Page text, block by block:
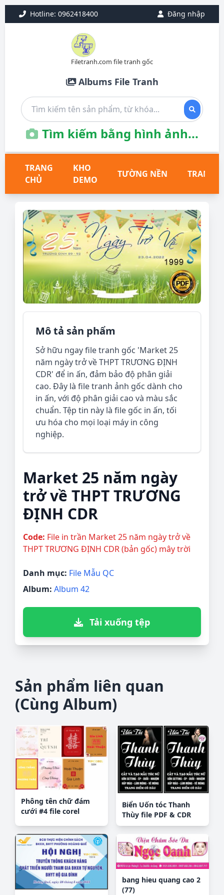
Hotline: 0962418400 Đăng nhập
Filetranh.com file tranh gốc
Albums File Tranh
Tìm kiếm bằng hình ảnh...
TRANG
CHỦ
KHO
DEMO
TƯỜNG NỀN TRANH
Mô tả sản phẩm
Sở hữu ngay file tranh gốc 'Market 25
năm ngày trở về THPT TRƯƠNG ĐỊNH
CDR' để in ấn, đảm bảo độ phân giải
cao. Đây là file tranh ảnh gốc dành cho
in ấn, với độ phân giải cao và màu sắc
chuẩn. Tệp tin này là file gốc in ấn, tối
ưu hóa cho mọi loại máy in công
nghiệp.
Market 25 năm ngày
trở về THPT TRƯƠNG
ĐỊNH CDR
Code: File in trần Market 25 năm ngày trở về
THPT TRƯƠNG ĐỊNH CDR (bản gốc) mây trời
Danh mục: File Mẫu QC
Album: Album 42
Tải xuống tệp
Sản phẩm liên quan
(Cùng Album)
Phông tên chữ đám
cưới #4 file corel
Biển Uốn tóc Thanh
Thùy file PDF & CDR
bang hieu quang cao 2
(77)